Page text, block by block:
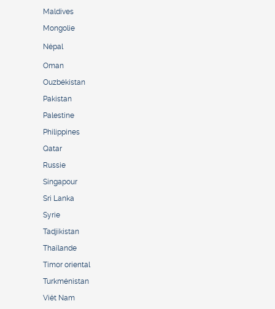
Maldives
Mongolie
Népal
Oman
Ouzbékistan
Pakistan
Palestine
Philippines
Qatar
Russie
Singapour
Sri Lanka
Syrie
Tadjikistan
Thaïlande
Timor oriental
Turkménistan
Viêt Nam